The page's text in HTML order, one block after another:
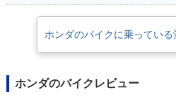
ホンダのバイクに乗ってい
ホンダのバイクレビュー